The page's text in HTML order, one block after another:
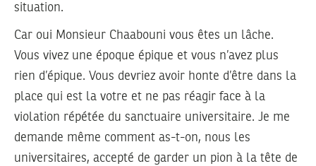
situation.
Car oui Monsieur Chaabouni vous êtes un lâche.
Vous vivez une époque épique et vous n’avez plus
rien d’épique. Vous devriez avoir honte d’être dans la
place qui est la votre et ne pas réagir face à la
violation répétée du sanctuaire universitaire. Je me
demande même comment as-t-on, nous les
universitaires, accepté de garder un pion à la tête de